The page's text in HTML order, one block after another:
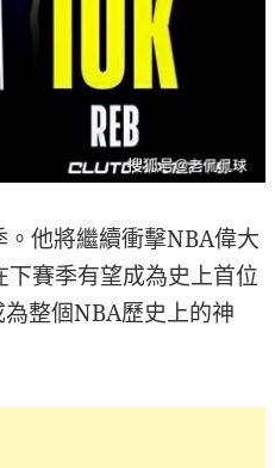
他將繼續衝擊NBA偉大
賽季有望成為史上首位
整個NBA歷史上的神